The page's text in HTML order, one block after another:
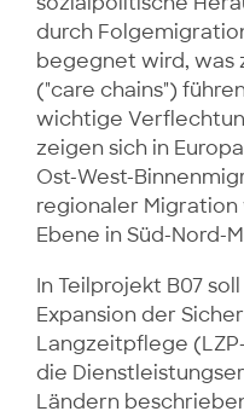
durch
begegnet wird, was
("care chains")
wichtige
zeigen sich in
Ost-West-
regionaler
Ebene in Süd-Nord-
In Teilprojekt B07
Expansion der
Langzeitpflege
die
Ländern